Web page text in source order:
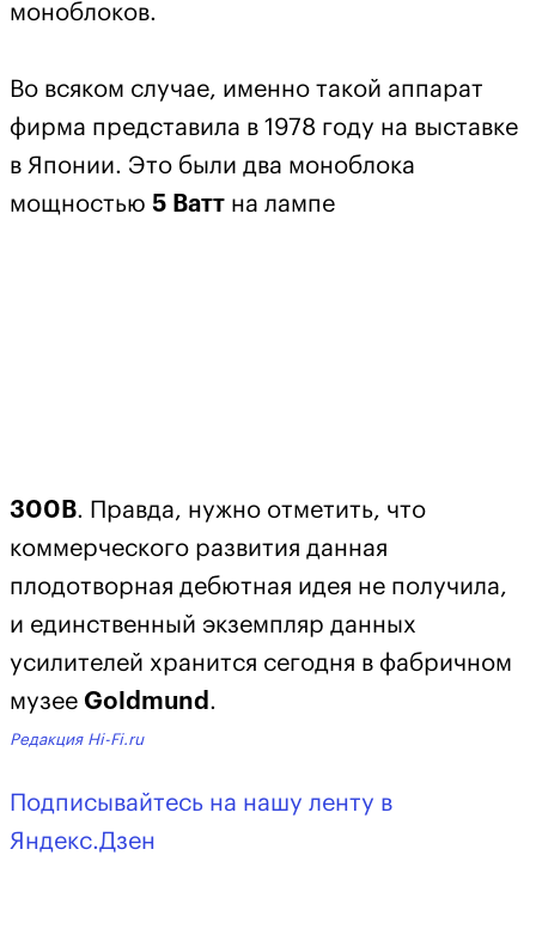
моноблоков.
Во всяком случае, именно такой аппарат
фирма представила в 1978 году на выставке
в Японии. Это были два моноблока
мощностью 5 Ватт на лампе
300В. Правда, нужно отметить, что
коммерческого развития данная
плодотворная дебютная идея не получила,
и единственный экземпляр данных
усилителей хранится сегодня в фабричном
музее Goldmund .
Редакция Hi-Fi.ru
Подписывайтесь на нашу ленту в
Яндекс.Дзен